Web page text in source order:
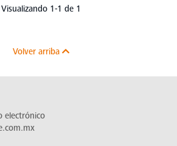
Visualizando 1-1 de 1
Volver arriba
electrónico